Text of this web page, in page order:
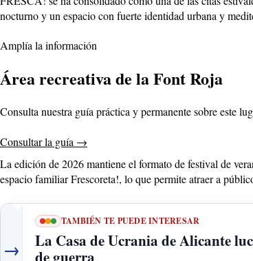
nocturno y un espacio con fuerte identidad urbana y
Amplía la información
Área recreativa de la Font Roja
Consulta nuestra guía práctica y permanente sobre este
Consultar la guía →
La edición de 2026 mantiene el formato de festival de
espacio familiar Frescoreta!, lo que permite atraer a
→
TAMBIÉN TE PUEDE INTERESAR
La Casa de Ucrania de Alicante